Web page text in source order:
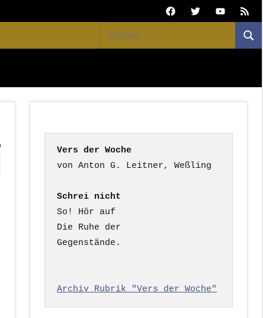
FacebookTwitterYoutubeFeed
Suchen
nach:
Vers der Woche
Schrei nicht
So! Hör auf
Die Ruhe der
Gegenstände.
Archiv Rubrik "Vers der Woche"